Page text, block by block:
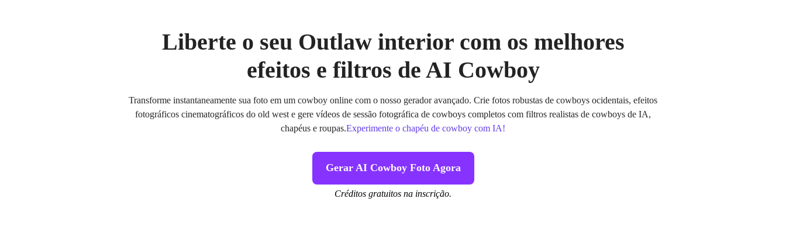
Liberte o seu Outlaw interior com os melhores
efeitos e filtros de AI Cowboy
Transforme instantaneamente sua foto em um cowboy online com o nosso gerador avançado. Crie fotos robustas de cowboys ocidentais, efeitos
fotográficos cinematográficos do old west e gere vídeos de sessão fotográfica de cowboys completos com filtros realistas de cowboys de IA,
chapéus e roupas.Experimente o chapéu de cowboy com IA!
Gerar AI Cowboy Foto Agora
Créditos gratuitos na inscrição.